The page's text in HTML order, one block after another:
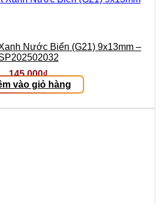
Nước Biển (G21) 9x13mm –
145.000₫
vào giỏ hàng